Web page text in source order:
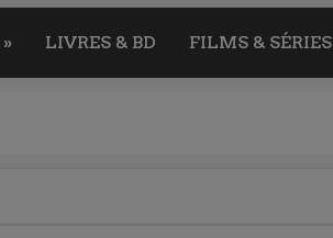
» LIVRES & BD FILMS & SÉRIES